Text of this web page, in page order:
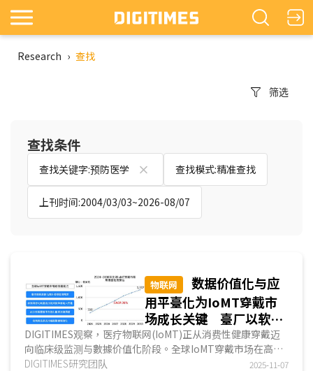
Research › 查找
筛选
查找条件
查找关键字:预防医学 查找模式:精准查找
上刊时间:2004/03/03~2026-08/07
物联网
数据价值化与应
用平臺化为IoMT穿戴市
场成长关键 臺厂以软硬
整合及医疗验证合作为突
破口
DIGITIMES观察，医疗物联网(IoMT)正从消费性健康穿戴迈
向临床级监测与數據价值化阶段。全球IoMT穿戴市场在高龄
化、慢性病普及与線上医疗常态化的推动下快速成长，2...
DIGITIMES研究团队 2025-11-07